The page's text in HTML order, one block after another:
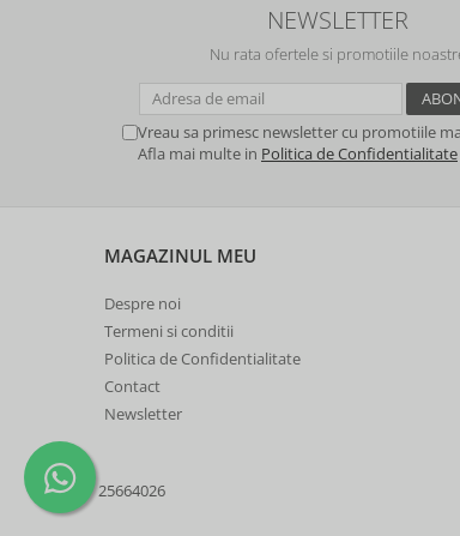
NEWSLETTER
Nu rata ofertele si promotiile
Vreau sa primesc newsletter cu promotiile
Afla mai multe in Politica de Confidentialitate
MAGAZINUL MEU
Despre noi
Termeni si conditii
Politica de Confidentialitate
Contact
Newsletter
25664026